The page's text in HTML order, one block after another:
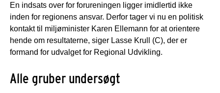
En indsats over for forureningen ligger imidlertid ikke
inden for regionens ansvar. Derfor tager vi nu en politisk
kontakt til miljøminister Karen Ellemann for at orientere
hende om resultaterne, siger Lasse Krull (C), der er
formand for udvalget for Regional Udvikling.
Alle gruber undersøgt